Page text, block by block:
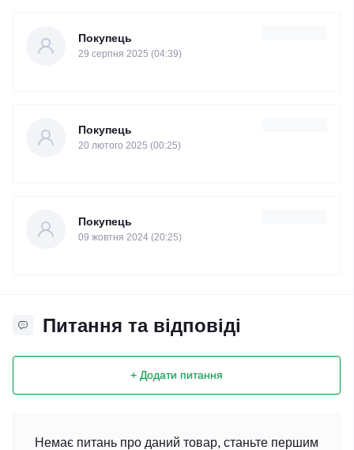
Покупець
29 серпня 2025 (04:39)
Покупець
20 лютого 2025 (00:25)
Покупець
09 жовтня 2024 (20:25)
Питання та відповіді
+ Додати питання
Немає питань про даний товар, станьте першим